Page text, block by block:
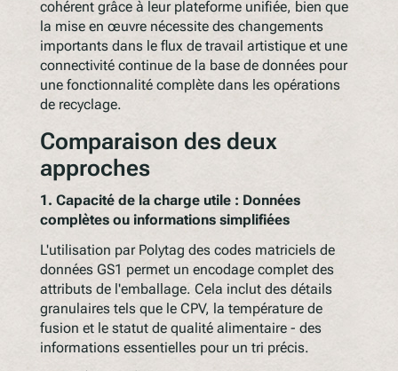
cohérent grâce à leur plateforme unifiée, bien que
la mise en œuvre nécessite des changements
importants dans le flux de travail artistique et une
connectivité continue de la base de données pour
une fonctionnalité complète dans les opérations
de recyclage.
Comparaison des deux
approches
1. Capacité de la charge utile : Données
complètes ou informations simplifiées
L'utilisation par Polytag des codes matriciels de
données GS1 permet un encodage complet des
attributs de l'emballage. Cela inclut des détails
granulaires tels que le CPV, la température de
fusion et le statut de qualité alimentaire - des
informations essentielles pour un tri précis.